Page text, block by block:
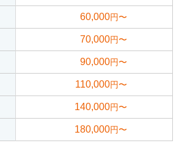
60,000円〜
70,000円〜
90,000円〜
110,000円〜
140,000円〜
180,000円〜